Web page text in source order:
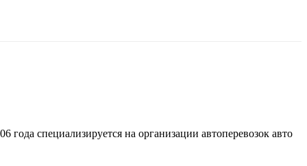
специализируется на организации автоперевозок авто